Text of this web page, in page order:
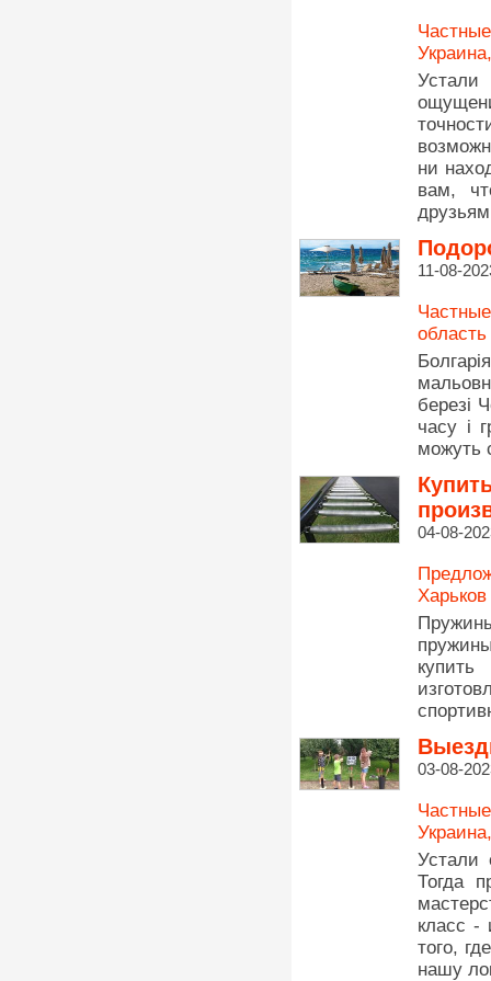
Устали
ни
вам,
11-08-
область
березі
часу і
можуть
04-08-
03-08-
Устали
Тогда
класс -
того,
нашу